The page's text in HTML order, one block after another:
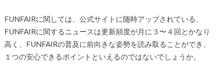
FUNFAIRに関しては、公式サイトに随時アップされている、
FUNFAIRに関するニュースは更新頻度が月に３〜４回とかなり
高く、FUNFAIRの普及に前向きな姿勢を読み取ることができ、
１つの安心できるポイントといえるのではないでしょうか。